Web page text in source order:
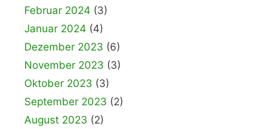
Februar 2024 (3)
Januar 2024 (4)
Dezember 2023 (6)
November 2023 (3)
Oktober 2023 (3)
September 2023 (2)
August 2023 (2)